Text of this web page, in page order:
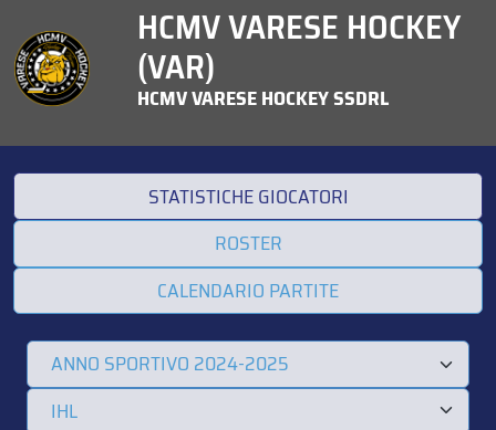
HCMV VARESE HOCKEY
(VAR)
HCMV VARESE HOCKEY SSDRL
STATISTICHE GIOCATORI
ROSTER
CALENDARIO PARTITE